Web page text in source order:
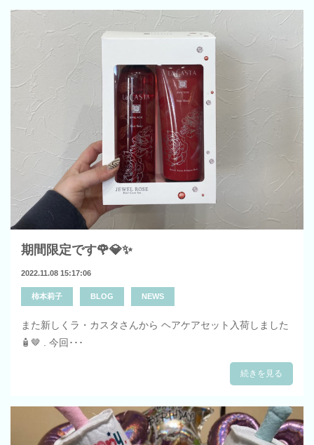
期間限定です🌹💎✨
2022.11.08 15:17:06
柿本莉子 BLOG NEWS
また新しくラ・カスタさんから ヘアケアセット入荷しました
🧴🤎 . 今回･･･
続きを見る